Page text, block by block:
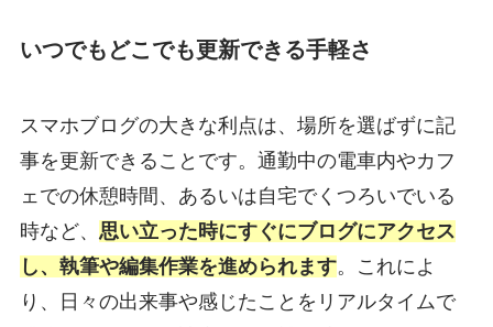
いつでもどこでも更新できる手軽さ
スマホブログの大きな利点は、場所を選ばずに記
事を更新できることです。通勤中の電車内やカフ
ェでの休憩時間、あるいは自宅でくつろいでいる
時など、 思い立った時にすぐにブログにアクセス
し、執筆や編集作業を進められます。これによ
り、日々の出来事や感じたことをリアルタイムで